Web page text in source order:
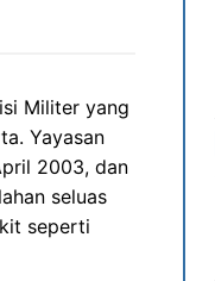
Militer yang
Yayasan
2003, dan
seluas
seperti